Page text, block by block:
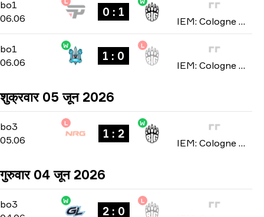
bo1
bo1
06.06
0 : 1
IEM: Cologne Major 2026
bo1
bo1
06.06
W
1 : 0
L
IEM: Cologne Major 2026
शुक्रवार 05 जून 2026
bo3
bo3
05.06
L
1 : 2
W
IEM: Cologne Major 2026
गुरुवार 04 जून 2026
bo3
bo3
W
2 : 0
L